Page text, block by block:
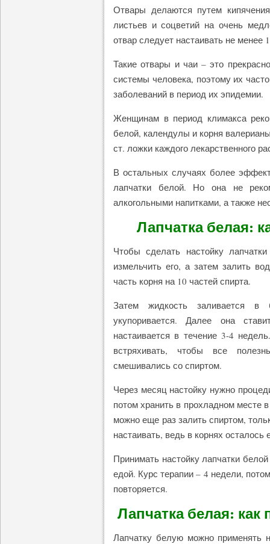
Отвары делаются путем
листьев и соцветий на очень
отвар следует настаивать не менее
Такие отвары и чаи – это
системы человека, поэтому их
заболеваний в период их эпидемии.
Женщинам в период климакса
белой, календулы и корня
ст. ложки каждого лекарственного
В остальных случаях более
лапчатки белой. Но она не
алкогольными напитками, а также
Лапчатка белая:
Чтобы сделать настойку
измельчить его, а затем залить
часть корня на 10 частей спирта.
Затем жидкость заливается
укупоривается. Далее она
настаивается в течение 3-4
встряхивать, чтобы все
смешивались со спиртом.
Через месяц настойку нужно
потом хранить в прохладном месте
можно еще раз залить спиртом,
настаивать, ведь в корнях
Принимать настойку лапчатки
едой. Курс терапии – 4 недели,
повторяется.
Лапчатка белая:
Лапчатку белую можно применять